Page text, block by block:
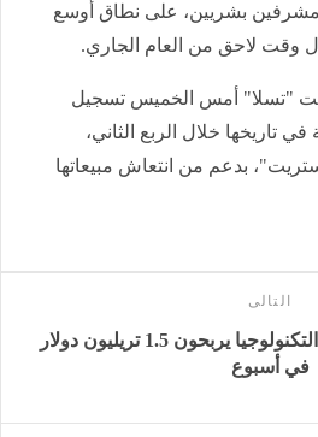
بشريين، على نطاق أوسع
وقت لاحق من العام الجاري.
"تسلا" أمس الخميس تسجيل
تاريخها خلال الربع الثاني،
بدعم من انتعاش مبيعاتها
التالى
قفزة تريليونية.. عمالقة التكنولوجيا يربحون 1.5 تريليون دولار
في أسبوع